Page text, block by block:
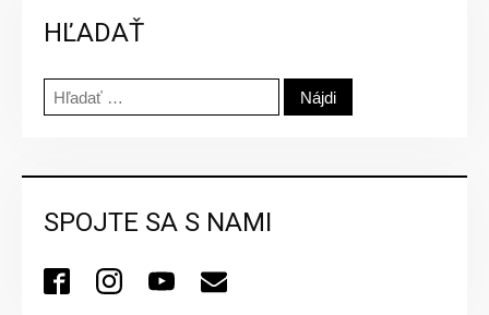
HĽADAŤ
Hľadať:
SPOJTE SA S NAMI